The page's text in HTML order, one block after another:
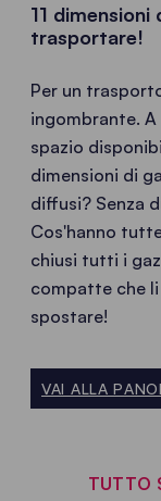
11
trasportare!
Per un
ingombrante. A
spazio
dimensioni di
diffusi? Senza
Cos'hanno
chiusi tutti i
compatte che
spostare!
VAI ALLA
TUTTO